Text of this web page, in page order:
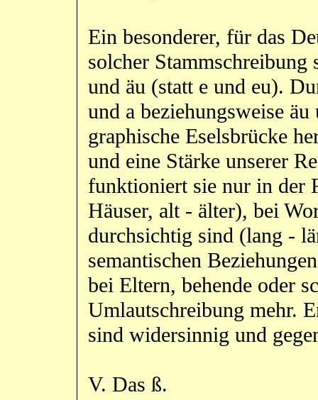
Ein besonderer, für das
solcher
und äu (statt e und eu).
und a beziehungsweise
graphische Eselsbrücke
und eine Stärke unserer
funktioniert sie nur in der
Häuser, alt - älter), bei
durchsichtig sind (lang -
semantischen
bei Eltern, behende oder
Umlautschreibung mehr.
sind widersinnig und
V. Das ß.